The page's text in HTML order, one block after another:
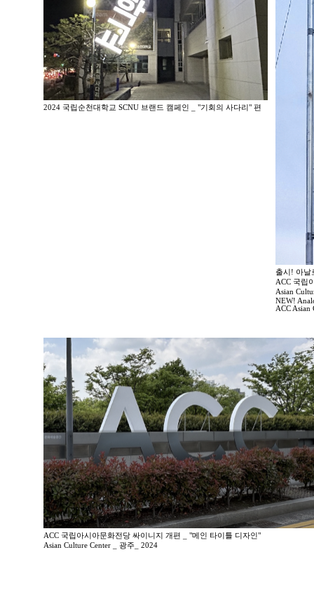
2024 국립순천대학교 SCNU 브랜드 캠페인 _ "기회의 사다리" 편
출시! 아날
ACC 국립
Asian
NEW!
ACC Asian
ACC 국립아시아문화전당 싸이니지 개편 _ "메인 타이틀 디자인"
Asian Culture Center _ 광주_ 2024